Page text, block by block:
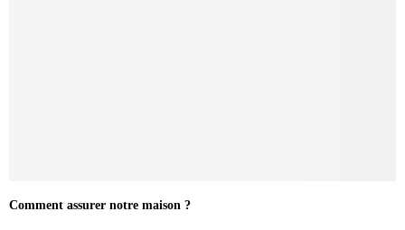
Comment assurer notre maison ?